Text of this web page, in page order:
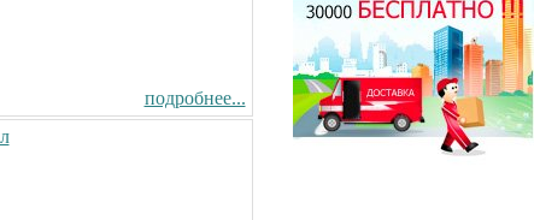
подробнее...
Душевая кабина Timo T-1170
170x88см
82300.00 руб.
Душевая кабина Timo Puro